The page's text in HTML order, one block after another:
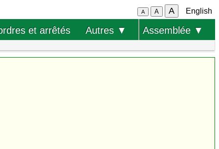
A A A English
et arrêtés Autres ▼ Assemblée ▼